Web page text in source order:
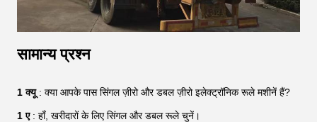
सामान्य प्रश्न
1 क्यू: क्या आपके पास सिंगल ज़ीरो और डबल ज़ीरो इलेक्ट्रॉनिक रूले मशीनें हैं?
1 ए : हाँ, खरीदारों के लिए सिंगल और डबल रूले चुनें।